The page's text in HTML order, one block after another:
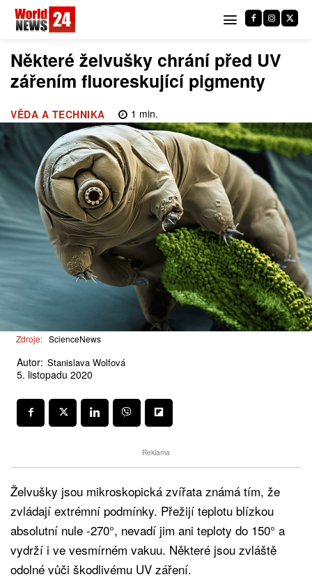
Některé želvušky chrání před UV
zářením fluoreskující pigmenty
VĚDA A TECHNIKA 1 min.
Zdroje: ScienceNews
Autor: Stanislava Wolfová
5. listopadu 2020
Reklama
Želvušky jsou mikroskopická zvířata známá tím, že
zvládají extrémní podmínky. Přežijí teplotu blízkou
absolutní nule -270°, nevadí jim ani teploty do 150° a
vydrží i ve vesmírném vakuu. Některé jsou zvláště
odolné vůči škodlivému UV záření.